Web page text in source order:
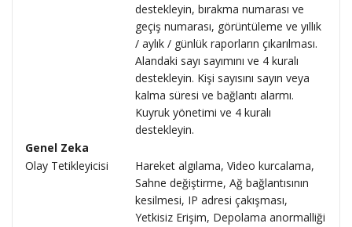
destekleyin, bırakma numarası ve
geçiş numarası, görüntüleme ve yıllık
/ aylık / günlük raporların çıkarılması.
Alandaki sayı sayımını ve 4 kuralı
destekleyin. Kişi sayısını sayın veya
kalma süresi ve bağlantı alarmı.
Kuyruk yönetimi ve 4 kuralı
destekleyin.
Genel Zeka
Olay Tetikleyicisi
Hareket algılama, Video kurcalama,
Sahne değiştirme, Ağ bağlantısının
kesilmesi, IP adresi çakışması,
Yetkisiz Erişim, Depolama anormalliği